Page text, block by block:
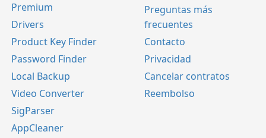
Premium
Drivers
Product Key Finder
Password Finder
Local Backup
Video Converter
SigParser
AppCleaner
Preguntas más
frecuentes
Contacto
Privacidad
Cancelar contratos
Reembolso